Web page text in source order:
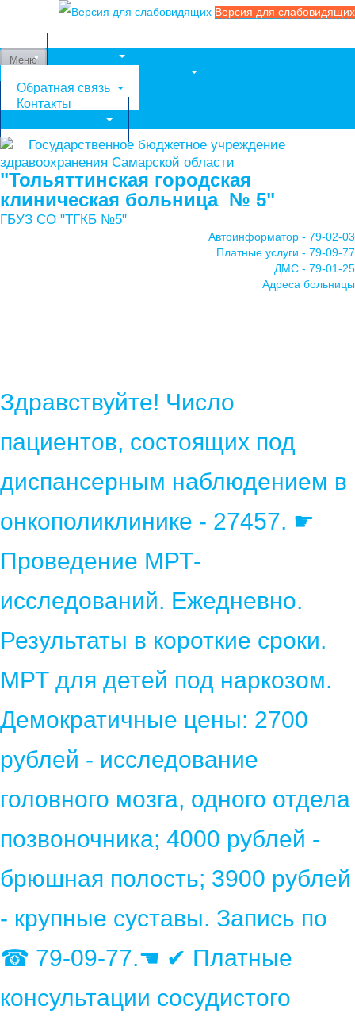
Версия для слабовидящих
Меню
Обратная связь
Контакты
Государственное бюджетное учреждение
здравоохранения Самарской области
"Тольяттинская городская
клиническая больница № 5"
ГБУЗ СО "ТГКБ №5"
Автоинформатор - 79-02-03
Платные услуги - 79-09-77
ДМС - 79-01-25
Адреса больницы
Здравствуйте! Число
пациентов, состоящих под
диспансерным наблюдением в
онкополиклинике - 27457. ☛
Проведение МРТ-
исследований. Ежедневно.
Результаты в короткие сроки.
МРТ для детей под наркозом.
Демократичные цены: 2700
рублей - исследование
головного мозга, одного отдела
позвоночника; 4000 рублей -
брюшная полость; 3900 рублей
- крупные суставы. Запись по
☎ 79-09-77.☚ ✔ Платные
консультации сосудистого